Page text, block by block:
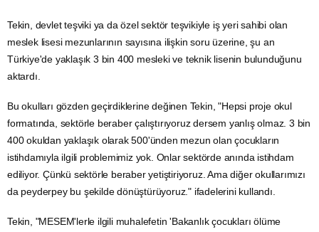
Tekin, devlet teşviki ya da özel sektör teşvikiyle iş yeri sahibi olan
meslek lisesi mezunlarının sayısına ilişkin soru üzerine, şu an
Türkiye'de yaklaşık 3 bin 400 mesleki ve teknik lisenin bulunduğunu
aktardı.
Bu okulları gözden geçirdiklerine değinen Tekin, "Hepsi proje okul
formatında, sektörle beraber çalıştırıyoruz dersem yanlış olmaz. 3 bin
400 okuldan yaklaşık olarak 500'ünden mezun olan çocukların
istihdamıyla ilgili problemimiz yok. Onlar sektörde anında istihdam
ediliyor. Çünkü sektörle beraber yetiştiriyoruz. Ama diğer okullarımızı
da peyderpey bu şekilde dönüştürüyoruz." ifadelerini kullandı.
Tekin, "MESEM'lerle ilgili muhalefetin 'Bakanlık çocukları ölüme